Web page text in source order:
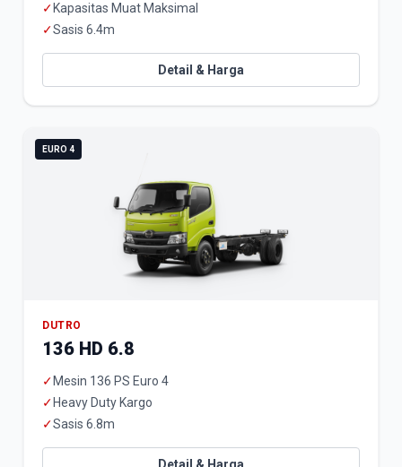
✓ Kapasitas Muat Maksimal
✓Sasis 6.4m
Detail & Harga
EURO 4
DUTRO
136 HD 6.8
✓ Mesin 136 PS Euro 4
✓ Heavy Duty Kargo
✓Sasis 6.8m